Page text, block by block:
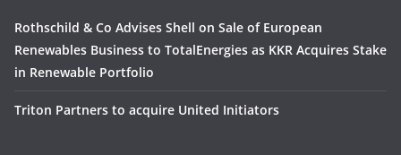
Rothschild & Co Advises Shell on Sale of European
Renewables Business to TotalEnergies as KKR Acquires Stake
in Renewable Portfolio
Triton Partners to acquire United Initiators